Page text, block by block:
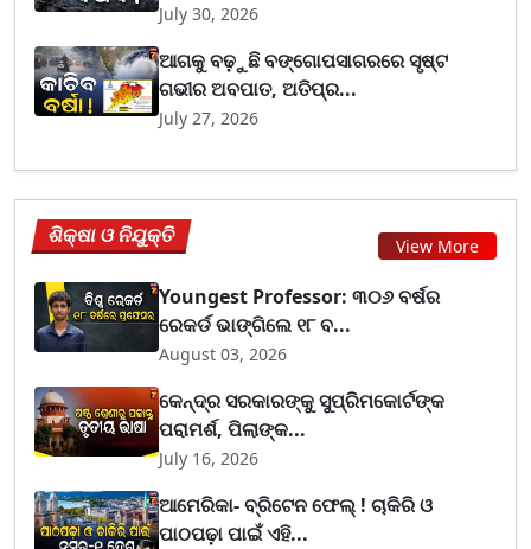
July 30, 2026
ଆଗକୁ ବଢ଼ୁଛି ବଙ୍ଗୋପସାଗରରେ ସୃଷ୍ଟ
ଗଭୀର ଅବପାତ, ଅତିପ୍ର...
July 27, 2026
ଶିକ୍ଷା ଓ ନିଯୁକ୍ତି View More
Youngest Professor: ୩୦୬ ବର୍ଷର
ରେକର୍ଡ ଭାଙ୍ଗିଲେ ୧୮ ବ...
August 03, 2026
କେନ୍ଦ୍ର ସରକାରଙ୍କୁ ସୁପ୍ରିମକୋର୍ଟଙ୍କ
ପରାମର୍ଶ, ପିଲାଙ୍କ...
July 16, 2026
ଆମେରିକା- ବ୍ରିଟେନ ଫେଲ୍ ! ଚାକିରି ଓ
ପାଠପଢ଼ା ପାଇଁ ଏହି...